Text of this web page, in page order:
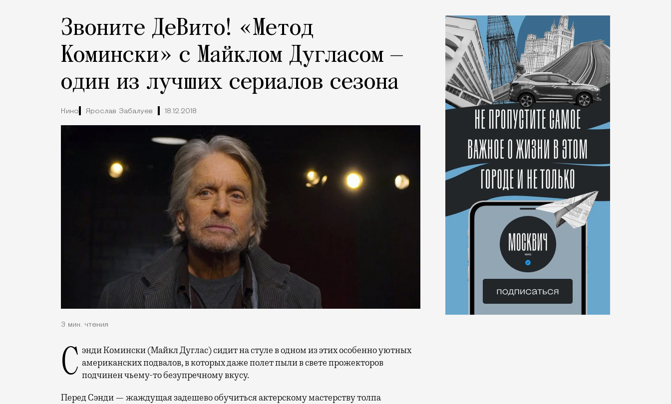
Звоните ДеВито! «Метод
Комински» c Майклом Дугласом —
один из лучших сериалов сезона
Кино Ярослав Забалуев 18.12.2018
3 мин. чтения
Сэнди Комински (Майкл Дуглас) сидит на стуле в одном из этих особенно уютных американских подвалов, в которых даже полет пыли в свете прожекторов
подчинен чьему-то безупречному вкусу.
Перед Сэнди — жаждущая задешево обучиться актерскому мастерству толпа